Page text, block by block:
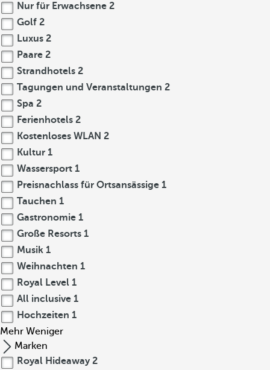
Nur für Erwachsene 2
Golf 2
Luxus 2
Paare 2
Strandhotels 2
Tagungen und Veranstaltungen 2
Spa 2
Ferienhotels 2
Kostenloses WLAN 2
Kultur 1
Wassersport 1
Preisnachlass für Ortsansässige 1
Tauchen 1
Gastronomie 1
Große Resorts 1
Musik 1
Weihnachten 1
Royal Level 1
All inclusive 1
Hochzeiten 1
Mehr Weniger
Marken
Royal Hideaway 2